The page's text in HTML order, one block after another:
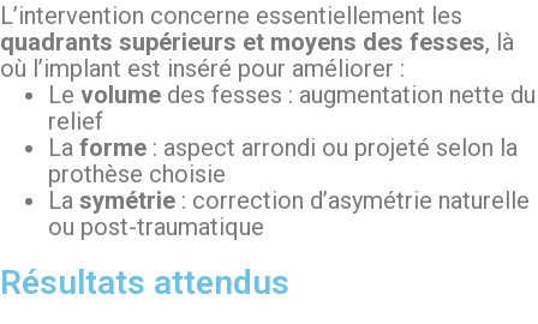
L’intervention concerne essentiellement les
quadrants supérieurs et moyens des fesses, là
où l’implant est inséré pour améliorer :
Le volume des fesses : augmentation nette du
relief
La forme : aspect arrondi ou projeté selon la
prothèse choisie
La symétrie : correction d’asymétrie naturelle
ou post-traumatique
Résultats attendus